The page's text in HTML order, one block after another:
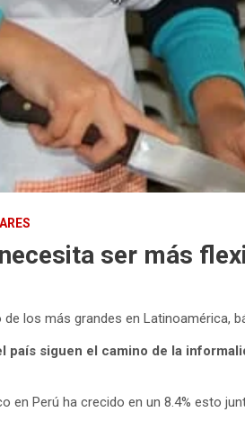
ser más
los más grandes en Latinoamérica,
país siguen el camino de la
en Perú ha crecido en un 8.4% esto